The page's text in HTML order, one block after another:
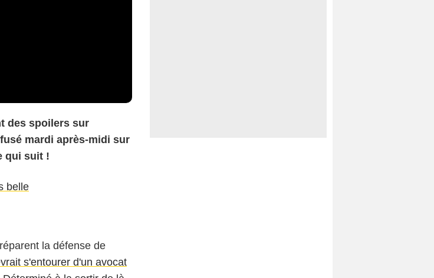
des spoilers sur
mardi après-midi sur
qui suit !
belle
la défense de
s'entourer d'un avocat